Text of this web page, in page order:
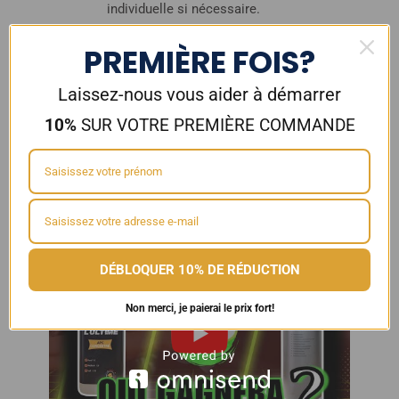
individuelle si nécessaire.
« L’ULTIME » est l’APC concentré par excellence
pour tous ceux qui recherchent une solution
universelle efficace et économique pour l’entretien
🔥Découvrez le duel de titan, Ultime vs Green
star 🔥
PREMIÈRE FOIS?
Laissez-nous vous aider à démarrer
10%SUR VOTRE PREMIÈRE COMMANDE
DÉBLOQUER 10% DE RÉDUCTION
Non merci, je paierai le prix fort!